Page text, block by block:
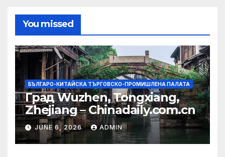
You missed
БЪЛГАРО-КИТАЙСКА ТЪРГОВСКО-ПРОМИШЛЕНА ПАЛАТА
Град Wuzhen, Tongxiang,
Zhejiang – Chinadaily.com.cn
JUNE 6, 2026 ADMIN